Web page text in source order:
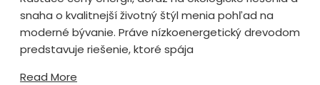
snaha o kvalitnejší životný štýl menia pohľad na
moderné bývanie. Práve nízkoenergetický drevodom
predstavuje riešenie, ktoré spája
Read More